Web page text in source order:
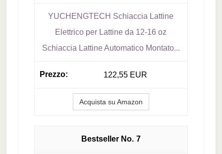
YUCHENGTECH Schiaccia Lattine
Elettrico per Lattine da 12-16 oz
Schiaccia Lattine Automatico Montato...
122,55 EUR
Acquista su Amazon
7